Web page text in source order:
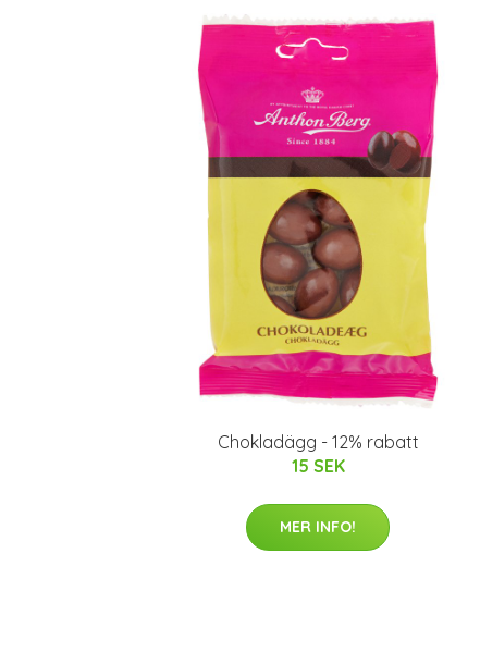
Chokladägg - 12% rabatt
15 SEK
MER INFO!